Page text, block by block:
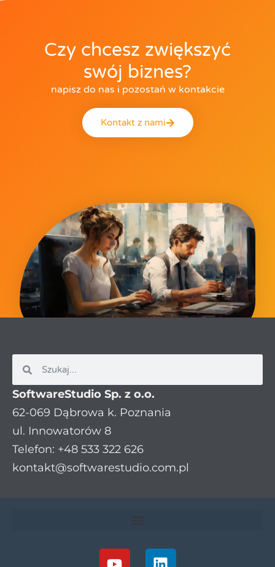
Czy chcesz zwiększyć
swój biznes?
napisz do nas i pozostań w kontakcie
Kontakt z nami
SoftwareStudio Sp. z o.o.
62-069 Dąbrowa k. Poznania
ul. Innowatorów 8
Telefon: +48 533 322 626
kontakt@softwarestudio.com.pl